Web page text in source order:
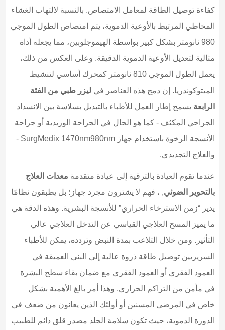
كفاءة توصيل الطاقة لمعامل الامتصاص. بالنسبة لالتهاب الغشاء
المخاطي المرتبط بالأوعية الدموية، يتم امتصاص الطول الموجي
980 نانومتر بشكل كبير بواسطة الهيموجلوبين، مما يجعله أداة
مثالية لتعديل الأوعية الدموية الدقيقة. وعلى العكس من ذلك،
يعمل الطول الموجي 810 نانومتر كمحرك أساسي لتنشيط
الميتوكوندريا. إن دمج هذه العناصر في ليزر طبي من الفئة
الرابعة يسمح إطار العمل للأطباء بالتبديل بسلاسة بين الانسداد
الجراحي المكثف - كما هو الحال في الجراحة الوريدية أو جراحة
الأنسجة الرخوة باستخدام جهاز SurgMedix 1470nm980nm -
والعلاج التجديدي.
عندما تقوم العيادة بالترقية إلى عيادة متقدمة معدات العلاج
بالتحوير الضوئي, ، فهم لا يشترون مجرد جهاز؛ بل يطبقون نظامًا
يدير “زمن الاسترخاء الحراري” للأنسجة البشرية. وهذه الدقة هي
ما يميز المسح العلاجي القياسي عن التدخل العلاجي عالي
التأثير. ومن خلال التلاعب بمدة النبض وتردده، يمكن للأطباء
السريريين توصيل طاقة ذروة عالية إلى البنى العميقة في
العمود الفقري أو العمود الفقري مع ضمان بقاء سطح البشرة
في مأمن من التراكم الحراري. وهذا أمر بالغ الأهمية بشكل
خاص في المرضى المسنين أو أولئك الذين يعانون من ضعف في
الدورة الدموية، حيث تكون سلامة الجلد مصدر قلق دائم للطبيب